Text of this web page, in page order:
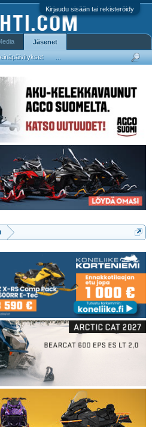
Kirjaudu sisään tai rekisteröidy
Jäsenet